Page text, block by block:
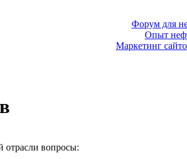
Форум для
Опыт
Маркетинг
отрасли вопросы: